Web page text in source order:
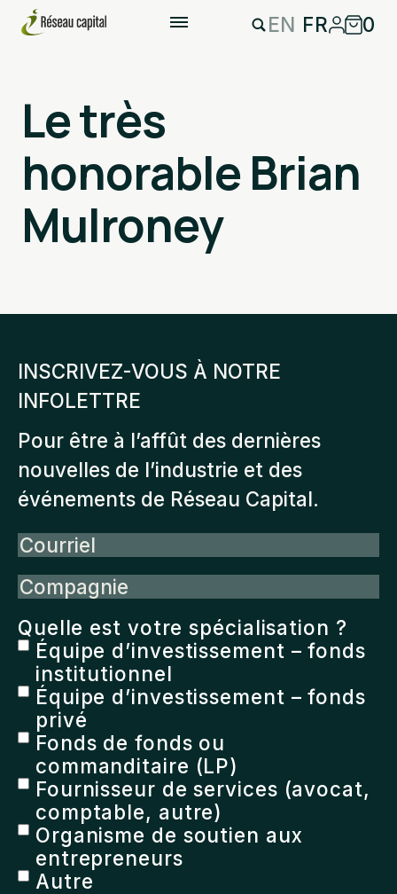
EN FR 0
Le très
honorable Brian
Mulroney
INSCRIVEZ-VOUS À NOTRE
INFOLETTRE
Pour être à l’affût des dernières
nouvelles de l’industrie et des
événements de Réseau Capital.
Courriel
Compagnie
Quelle est votre spécialisation ?
Équipe d’investissement – fonds
institutionnel
Équipe d’investissement – fonds
privé
Fonds de fonds ou
commanditaire (LP)
Fournisseur de services (avocat,
comptable, autre)
Organisme de soutien aux
entrepreneurs
Autre